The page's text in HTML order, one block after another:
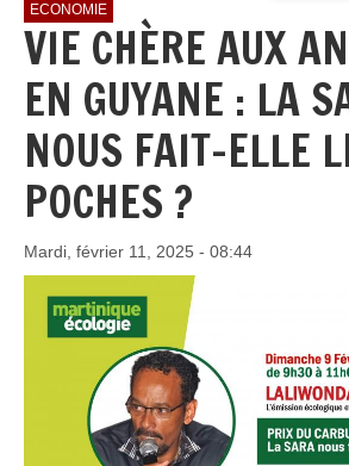
ECONOMIE
VIE CHÈRE AUX
EN GUYANE : LA
NOUS FAIT-ELLE
POCHES ?
Mardi, février 11, 2025 - 08:44